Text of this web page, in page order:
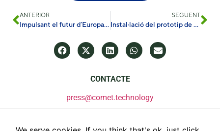
ANTERIOR
Impulsant el futur d’Europa: SolDAC a l’avantguarda de la innovació en combustibles sostenibles i química verda
SEGÜENT
Instal·lació del prototip de PEC a la UdL
CONTACTE
press@comet.technology